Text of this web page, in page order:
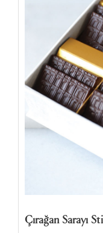
Çırağan Sarayı